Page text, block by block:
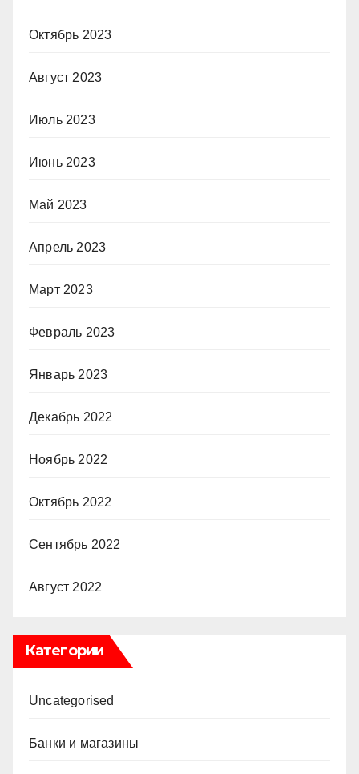
Октябрь 2023
Август 2023
Июль 2023
Июнь 2023
Май 2023
Апрель 2023
Март 2023
Февраль 2023
Январь 2023
Декабрь 2022
Ноябрь 2022
Октябрь 2022
Сентябрь 2022
Август 2022
Категории
Uncategorised
Банки и магазины